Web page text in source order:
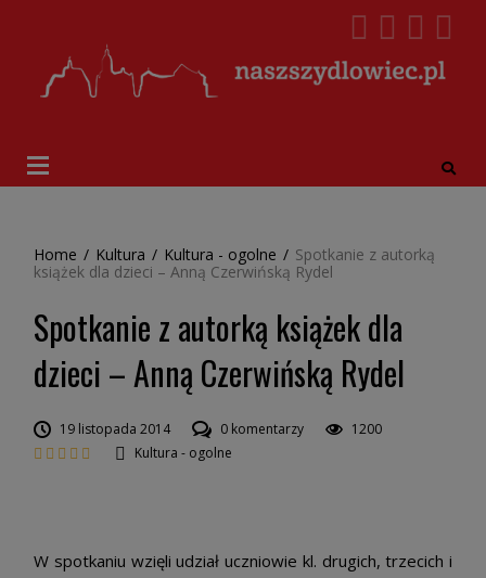
Home / Kultura / Kultura - ogolne / Spotkanie z autorką
książek dla dzieci – Anną Czerwińską Rydel
Spotkanie z autorką książek dla
dzieci – Anną Czerwińską Rydel
19 listopada 2014 0 komentarzy
1200
Kultura - ogolne
W spotkaniu wzięli udział uczniowie kl. drugich, trzecich i